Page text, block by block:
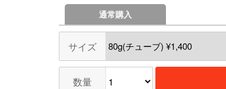
通常購入
サイズ
数量